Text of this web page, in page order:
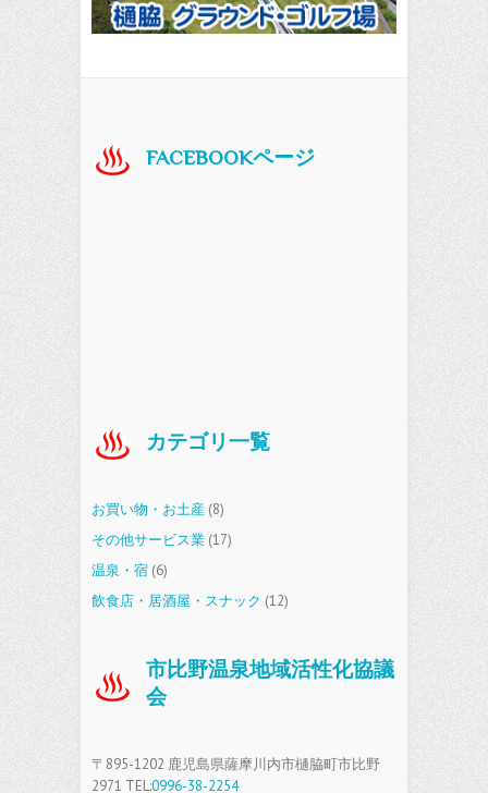
FACEBOOKページ
カテゴリ一覧
お買い物・お土産 (8)
その他サービス業 (17)
温泉・宿 (6)
飲食店・居酒屋・スナック (12)
市比野温泉地域活性化協議
会
〒895-1202 鹿児島県薩摩川内市樋脇町市比野
2971 TEL:0996-38-2254